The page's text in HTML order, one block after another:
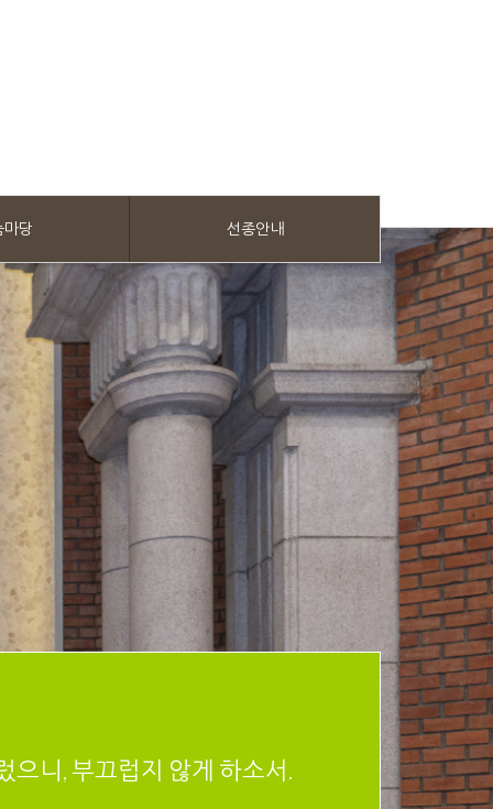
마당 선종안내
으니, 부끄럽지 않게 하소서.